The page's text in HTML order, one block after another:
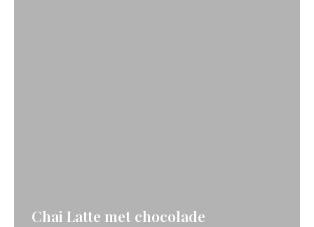
Chai Latte met chocolade